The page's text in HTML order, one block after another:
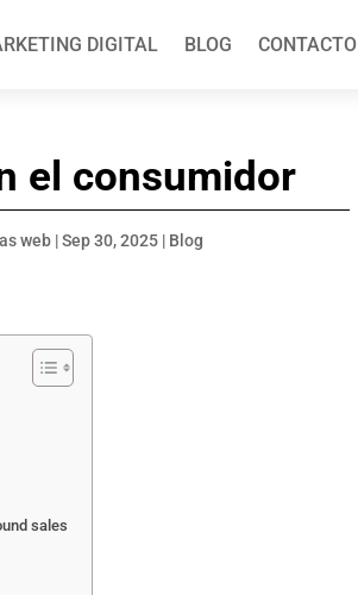
DIGITAL BLOG CONTACTO
el consumidor
web|Sep 30, 2025| Blog
sales